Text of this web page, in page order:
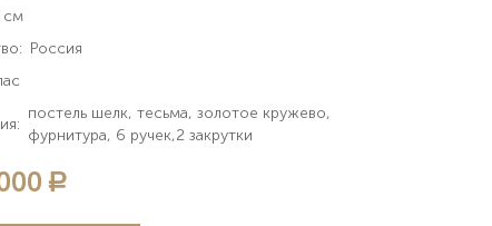
см
Россия
постель шелк, тесьма, золотое кружево,
фурнитура, 6 ручек,2 закрутки
a